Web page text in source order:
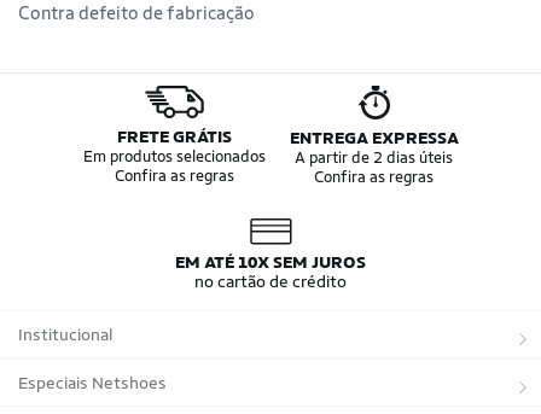
Contra defeito de fabricação
FRETE GRÁTIS
Em produtos selecionados
Confira as regras
ENTREGA EXPRESSA
A partir de 2 dias úteis
Confira as regras
EM ATÉ 10X SEM JUROS
no cartão de crédito
Institucional
Sobre a Netshoes
Especiais Netshoes